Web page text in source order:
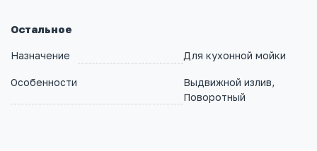
Остальное
Назначение Для кухонной мойки
Особенности
Выдвижной излив,
Поворотный